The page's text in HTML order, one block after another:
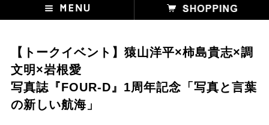
【トークイベント】猿山洋平×柿島貴志×調
文明×岩根愛
写真誌『FOUR-D』1周年記念「写真と言葉
の新しい航海」